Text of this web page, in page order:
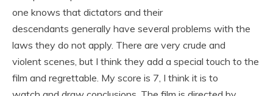
one knows that dictators and their
descendants generally have several problems with the
laws they do not apply. There are very crude and
violent scenes, but I think they add a special touch to the
film and regrettable. My score is 7, I think it is to